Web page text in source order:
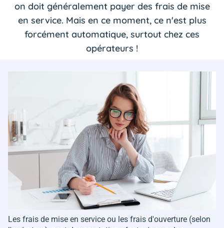
on doit généralement payer des frais de mise
en service. Mais en ce moment, ce n'est plus
forcément automatique, surtout chez ces
opérateurs !
Les frais de mise en service ou les frais d'ouverture (selon